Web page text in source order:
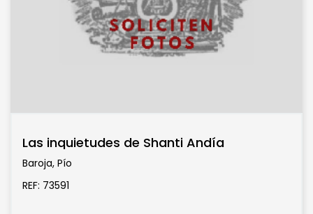
Las inquietudes de Shanti Andía
Baroja, Pío
REF: 73591